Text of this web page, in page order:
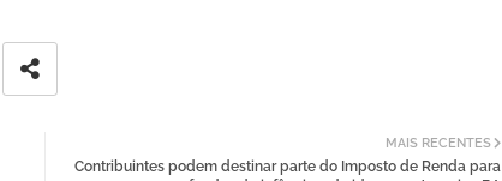
MAIS RECENTES
Contribuintes podem destinar parte do Imposto de Renda para